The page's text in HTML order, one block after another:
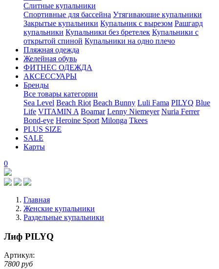
Слитные купальники
Спортивные для бассейна Утягивающие купальники
Закрытые купальники Купальник с вырезом Рашгард
купальники Купальники без бретелек Купальники с
открытой спиной Купальники на одно плечо
Пляжная одежда
Желейная обувь
ФИТНЕС ОДЕЖДА
АКСЕССУАРЫ
Бренды
Все товары категории
Sea Level Beach Riot Beach Bunny Luli Fama PILYQ Blue
Life VITAMIN A Boamar Lenny Niemeyer Nuria Ferrer
Bond-eye Heroine Sport Milonga Tkees
PLUS SIZE
SALE
Карты
0
Главная
Женские купальники
Раздельные купальники
Лиф PILYQ
Артикул:
7800 руб